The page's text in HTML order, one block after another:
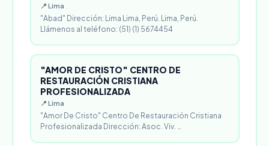
📍 Lima
"Abad" Dirección: Lima Lima, Perú. Lima, Perú.
Llámenos al teléfono: (51) (1) 5674454
"AMOR DE CRISTO" CENTRO DE
RESTAURACIÓN CRISTIANA
PROFESIONALIZADA
📍 Lima
"Amor De Cristo" Centro De Restauración Cristiana
Profesionalizada Dirección: Asoc. Viv. …